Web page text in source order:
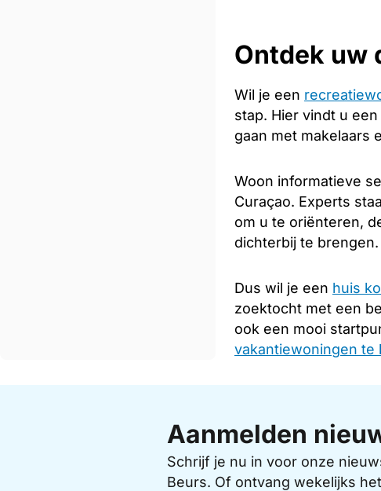
Ontdek uw
Wil je een
stap. Hier vindt u
gaan met makelaars
Woon informatieve
Curaçao. Experts
om u te oriënteren,
dichterbij te brengen.
Dus wil je een huis
zoektocht met een
ook een mooi
vakantiewoningen te
Aanmelden
Schrijf je nu in voor onze
Beurs. Of ontvang wekelijks